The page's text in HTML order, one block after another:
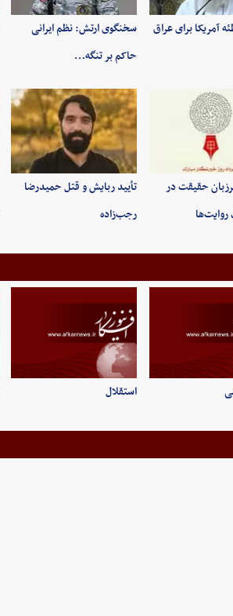
آمریکا برای عراق
سخنگوی ارتش: نظم ایرانی
حاکم بر تنگه…
حقیقت در
تأیید ربایش و قتل حمیدرضا
رجب‌زاده
استقلال